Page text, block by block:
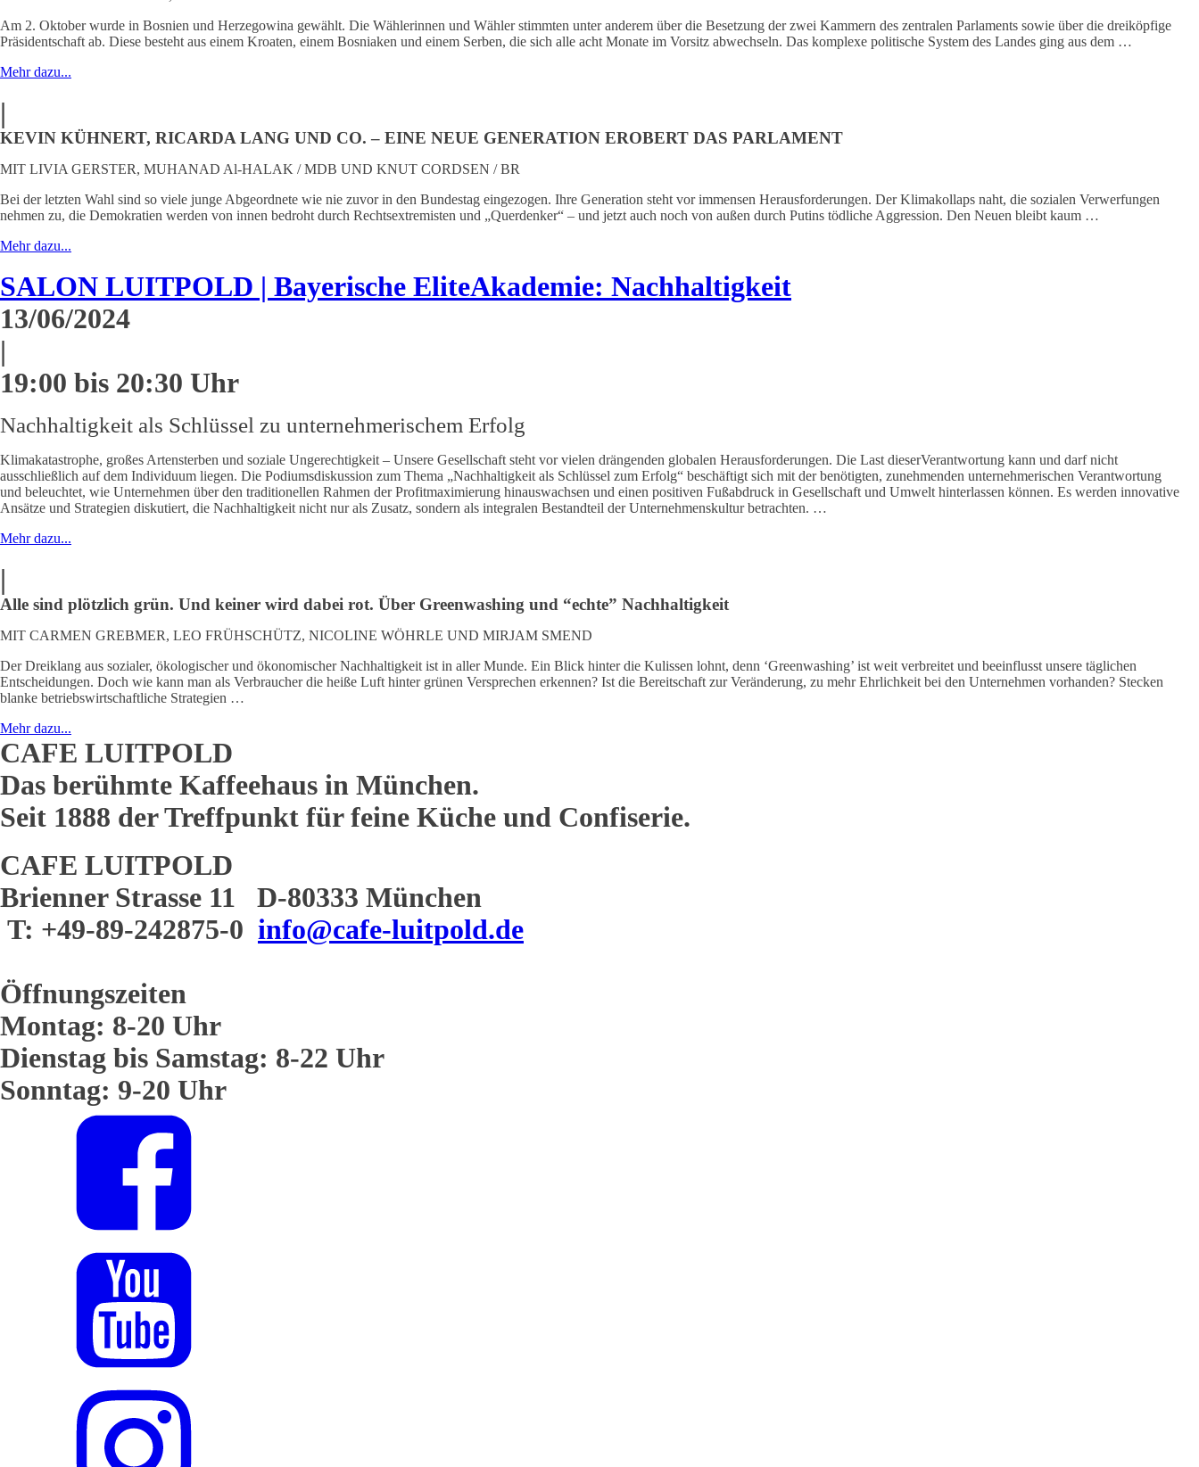
Am 2. Oktober wurde in Bosnien und Herzegowina gewählt. Die Wählerinnen und Wähler stimmten unter anderem über die Besetzung der zwei Kammern des zentralen Parlaments sowie über die dreiköpfige
Präsidentschaft ab. Diese besteht aus einem Kroaten, einem Bosniaken und einem Serben, die sich alle acht Monate im Vorsitz abwechseln. Das komplexe politische System des Landes ging aus dem …
Mehr dazu...
|
KEVIN KÜHNERT, RICARDA LANG UND CO. – EINE NEUE GENERATION EROBERT DAS PARLAMENT
MIT LIVIA GERSTER, MUHANAD Al-HALAK / MDB UND KNUT CORDSEN / BR
Bei der letzten Wahl sind so viele junge Abgeordnete wie nie zuvor in den Bundestag eingezogen. Ihre Generation steht vor immensen Herausforderungen. Der Klimakollaps naht, die sozialen Verwerfungen
nehmen zu, die Demokratien werden von innen bedroht durch Rechtsextremisten und „Querdenker“ – und jetzt auch noch von außen durch Putins tödliche Aggression. Den Neuen bleibt kaum …
Mehr dazu...
SALON LUITPOLD | Bayerische EliteAkademie: Nachhaltigkeit
13/06/2024
|
19:00 bis 20:30 Uhr
Nachhaltigkeit als Schlüssel zu unternehmerischem Erfolg
Klimakatastrophe, großes Artensterben und soziale Ungerechtigkeit – Unsere Gesellschaft steht vor vielen drängenden globalen Herausforderungen. Die Last dieserVerantwortung kann und darf nicht
ausschließlich auf dem Individuum liegen. Die Podiumsdiskussion zum Thema „Nachhaltigkeit als Schlüssel zum Erfolg“ beschäftigt sich mit der benötigten, zunehmenden unternehmerischen Verantwortung
und beleuchtet, wie Unternehmen über den traditionellen Rahmen der Profitmaximierung hinauswachsen und einen positiven Fußabdruck in Gesellschaft und Umwelt hinterlassen können. Es werden innovative
Ansätze und Strategien diskutiert, die Nachhaltigkeit nicht nur als Zusatz, sondern als integralen Bestandteil der Unternehmenskultur betrachten. …
Mehr dazu...
|
Alle sind plötzlich grün. Und keiner wird dabei rot. Über Greenwashing und “echte” Nachhaltigkeit
MIT CARMEN GREBMER, LEO FRÜHSCHÜTZ, NICOLINE WÖHRLE UND MIRJAM SMEND
Der Dreiklang aus sozialer, ökologischer und ökonomischer Nachhaltigkeit ist in aller Munde. Ein Blick hinter die Kulissen lohnt, denn ‘Greenwashing’ ist weit verbreitet und beeinflusst unsere täglichen
Entscheidungen. Doch wie kann man als Verbraucher die heiße Luft hinter grünen Versprechen erkennen? Ist die Bereitschaft zur Veränderung, zu mehr Ehrlichkeit bei den Unternehmen vorhanden? Stecken
blanke betriebswirtschaftliche Strategien …
Mehr dazu...
CAFE LUITPOLD
Das berühmte Kaffeehaus in München.
Seit 1888 der Treffpunkt für feine Küche und Confiserie.
CAFE LUITPOLD
Brienner Strasse 11 D-80333 München
T: +49-89-242875-0 info@cafe-luitpold.de
Öffnungszeiten
Montag: 8-20 Uhr
Dienstag bis Samstag: 8-22 Uhr
Sonntag: 9-20 Uhr